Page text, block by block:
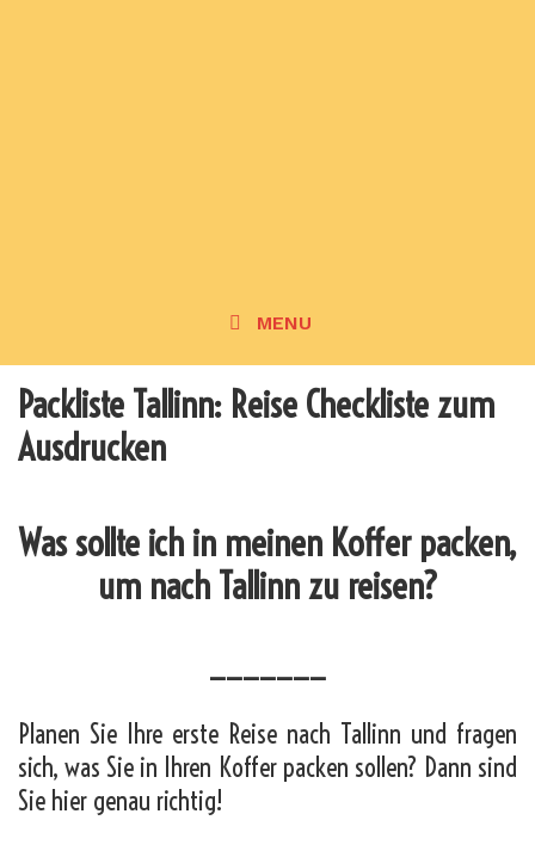
MENU
Packliste Tallinn: Reise Checkliste zum
Ausdrucken
Was sollte ich in meinen Koffer packen,
um nach Tallinn zu reisen?
Planen Sie Ihre erste Reise nach Tallinn und fragen
sich, was Sie in Ihren Koffer packen sollen? Dann sind
Sie hier genau richtig!